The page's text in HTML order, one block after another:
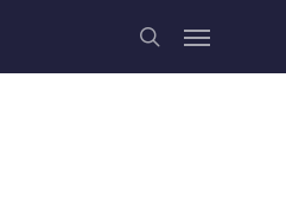
search
Menu